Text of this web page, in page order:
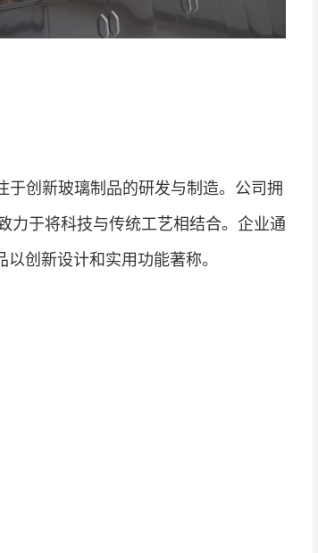
创新玻璃制品的研发与制造。公司拥
力于将科技与传统工艺相结合。企业通
创新设计和实用功能著称。